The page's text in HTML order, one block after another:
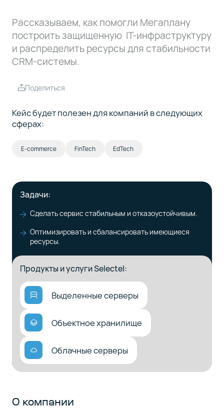
Рассказываем, как помогли Мегаплану
построить защищенную IT-инфраструктуру
и распределить ресурсы для стабильности
CRM-системы.
Поделиться
Кейс будет полезен для компаний в следующих
сферах:
E-commerce FinTech EdTech
Задачи:
Сделать сервис стабильным и отказоустойчивым.
Оптимизировать и сбалансировать имеющиеся
ресурсы.
Продукты и услуги Selectel:
Выделенные серверы
Объектное хранилище
Облачные серверы
О компании